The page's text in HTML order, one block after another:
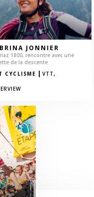
JONNIER
1800, rencontre avec une
de la descente
CYCLISME | VTT,